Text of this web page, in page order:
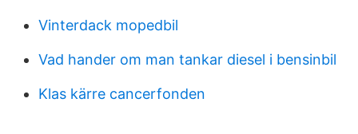
Vinterdack mopedbil
Vad hander om man tankar diesel i bensinbil
Klas kärre cancerfonden